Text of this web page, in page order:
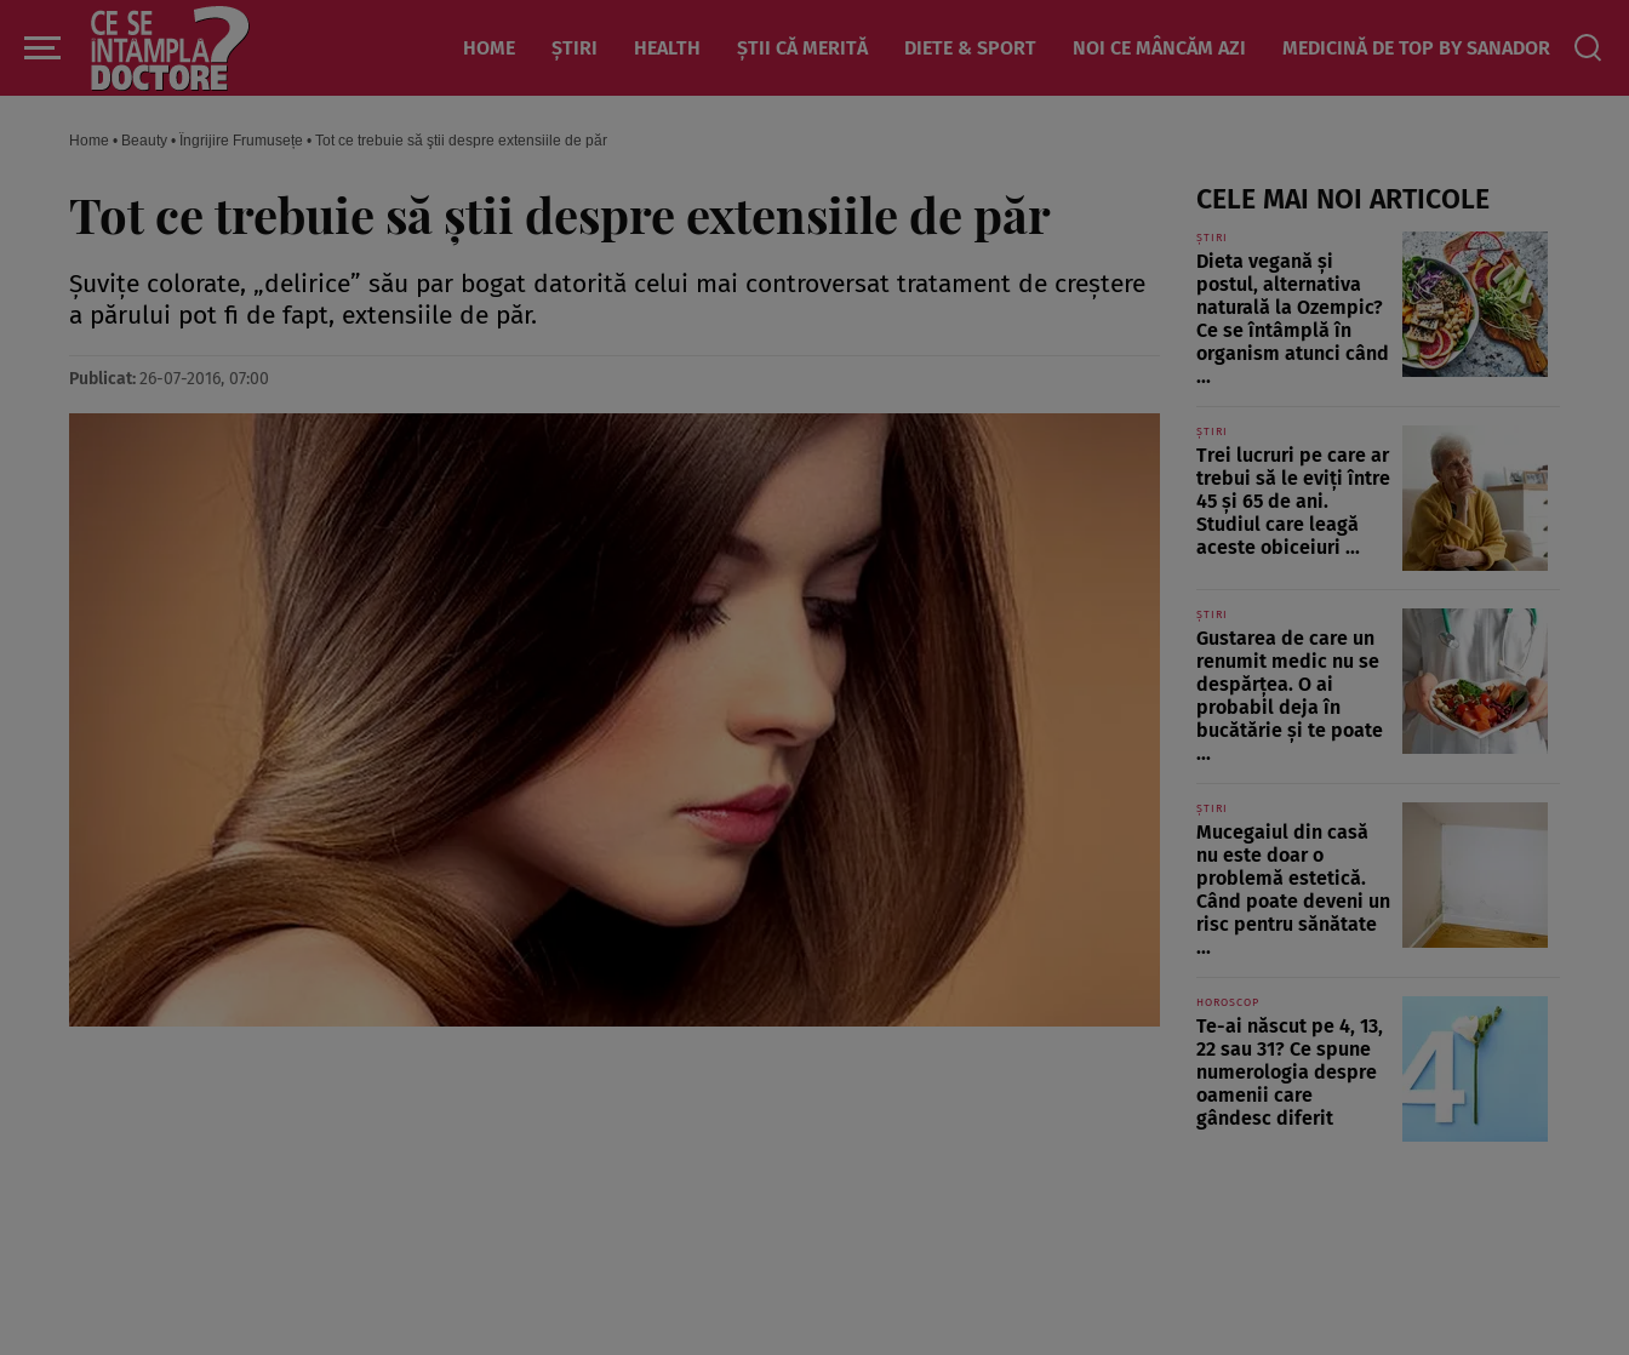
HOME ȘTIRI HEALTH ȘTII CĂ MERITĂ DIETE & SPORT NOI CE MÂNCĂM AZI MEDICINĂ DE TOP BY SANADOR
Home • Beauty • Îngrijire Frumusețe • Tot ce trebuie să ştii despre extensiile de păr
Tot ce trebuie să ştii despre extensiile de păr
Şuviţe colorate, „delirice” său par bogat datorită celui mai controversat tratament de creştere
a părului pot fi de fapt, extensiile de păr.
Publicat:26-07-2016, 07:00
CELE MAI NOI ARTICOLE
ȘTIRI
Dieta vegană și
postul, alternativa
naturală la Ozempic?
Ce se întâmplă în
organism atunci când
...
ȘTIRI
Trei lucruri pe care ar
trebui să le eviți între
45 și 65 de ani.
Studiul care leagă
aceste obiceiuri ...
ȘTIRI
Gustarea de care un
renumit medic nu se
despărțea. O ai
probabil deja în
bucătărie și te poate
...
ȘTIRI
Mucegaiul din casă
nu este doar o
problemă estetică.
Când poate deveni un
risc pentru sănătate
...
HOROSCOP
Te-ai născut pe 4, 13,
22 sau 31? Ce spune
numerologia despre
oamenii care
gândesc diferit